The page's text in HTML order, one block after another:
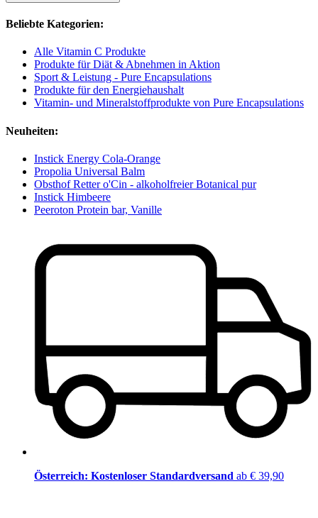
Beliebte Kategorien:
Alle Vitamin C Produkte
Produkte für Diät & Abnehmen in Aktion
Sport & Leistung - Pure Encapsulations
Produkte für den Energiehaushalt
Vitamin- und Mineralstoffprodukte von Pure Encapsulations
Neuheiten:
Instick Energy Cola-Orange
Propolia Universal Balm
Obsthof Retter o'Cin - alkoholfreier Botanical pur
Instick Himbeere
Peeroton Protein bar, Vanille
Österreich: Kostenloser Standardversand ab € 39,90